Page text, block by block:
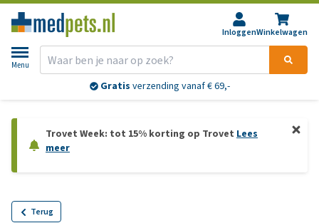
InloggenWinkelwagen
Menu
Gratis verzending vanaf € 69,-
Trovet Week: tot 15% korting op Trovet Lees
meer
Terug